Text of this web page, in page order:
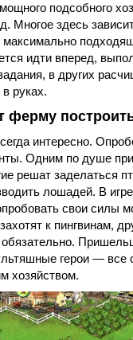
подсобного
Многое здесь
идти вперед,
в других
руках.
ферму
интересно.
Одним по душе
решат заделаться
лошадей. В
свои силы
к пингвинам,
герои — все
хозяйством.